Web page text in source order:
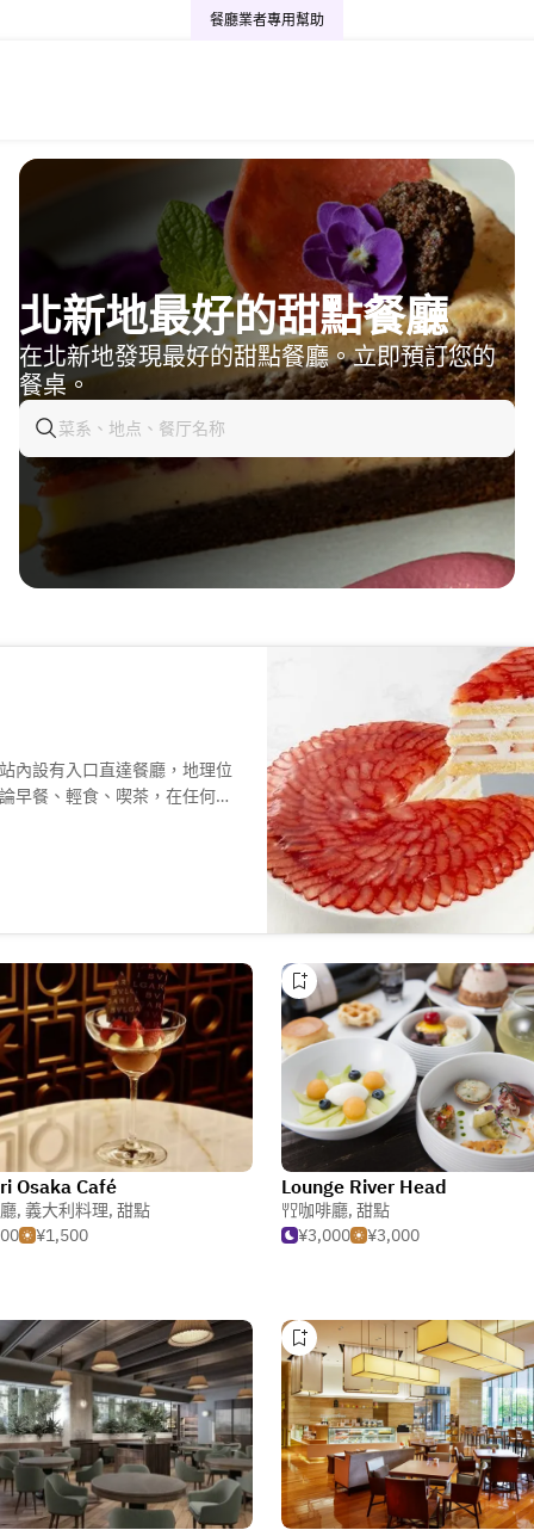
餐廳業者專用幫助
北新地最好的甜點餐廳
在北新地發現最好的甜點餐廳。立即預訂您的
餐桌。
內設有入口直達餐廳，地理位
早餐、輕食、喫茶，在任何時
Osaka Café
, 義大利料理, 甜點
¥1,500
Lounge River Head
咖啡廳, 甜點
¥3,000
¥3,000